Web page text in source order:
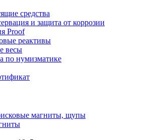
средства
и защита от коррозии
Proof
реактивы
весы
по нумизматике
магниты, щупы